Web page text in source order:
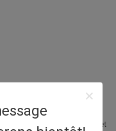
la disco, le studio, le théâtre, et